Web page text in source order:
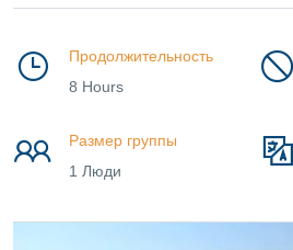
Продолжительность
8 Hours
Размер группы
1 Люди